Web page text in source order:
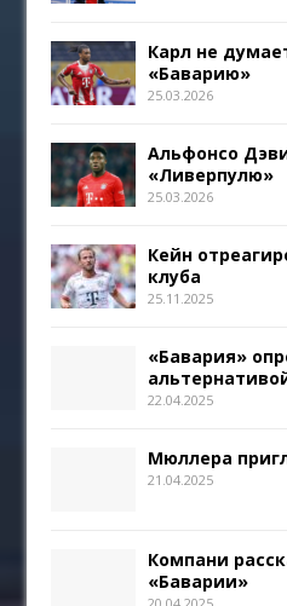
Карл не
«Баварию»
25.03.2026
Альфонсо
«Ливерпулю»
25.03.2026
Кейн
клуба
25.11.2025
«Бавария»
22.04.2025
Мюллера
21.04.2025
Компани
«Баварии»